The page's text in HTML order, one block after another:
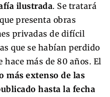
ilustrada. Se tratará
presenta obras
privadas de difícil
que se habían perdido
hace más de 80 años. El
más extenso de las
hasta la fecha